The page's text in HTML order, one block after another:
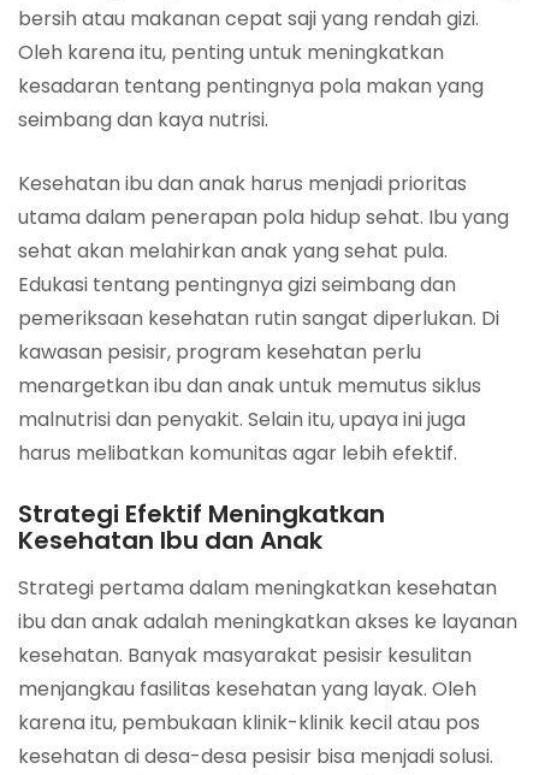
bersih atau makanan cepat saji yang rendah gizi.
Oleh karena itu, penting untuk meningkatkan
kesadaran tentang pentingnya pola makan yang
seimbang dan kaya nutrisi.
Kesehatan ibu dan anak harus menjadi prioritas
utama dalam penerapan pola hidup sehat. Ibu yang
sehat akan melahirkan anak yang sehat pula.
Edukasi tentang pentingnya gizi seimbang dan
pemeriksaan kesehatan rutin sangat diperlukan. Di
kawasan pesisir, program kesehatan perlu
menargetkan ibu dan anak untuk memutus siklus
malnutrisi dan penyakit. Selain itu, upaya ini juga
harus melibatkan komunitas agar lebih efektif.
Strategi Efektif Meningkatkan
Kesehatan Ibu dan Anak
Strategi pertama dalam meningkatkan kesehatan
ibu dan anak adalah meningkatkan akses ke layanan
kesehatan. Banyak masyarakat pesisir kesulitan
menjangkau fasilitas kesehatan yang layak. Oleh
karena itu, pembukaan klinik-klinik kecil atau pos
kesehatan di desa-desa pesisir bisa menjadi solusi.